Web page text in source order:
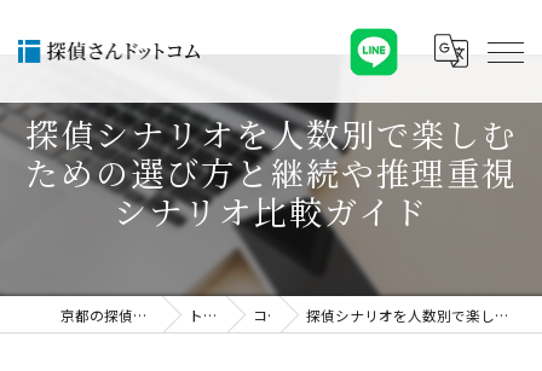
探偵シナリオを人数別で楽しむ
ための選び方と継続や推理重視
シナリオ比較ガイド
京都の探偵なら探偵さんドットコム トピックス コラム 探偵シナリオを人数別で楽しむための選び方と継続や推理重視シナリオ比較ガイド